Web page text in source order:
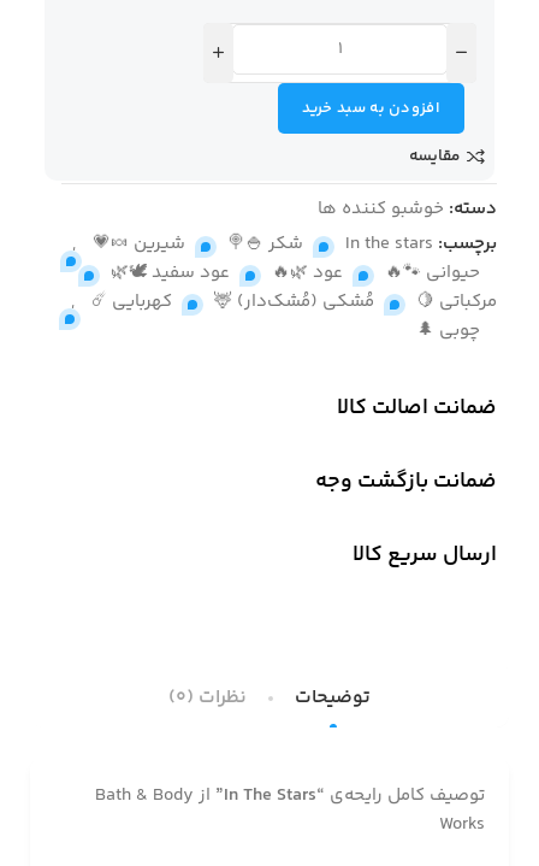
افزودن به سبد خرید
مقایسه
دسته: خوشبو کننده ها
برچسب: In the stars
, شکر 🍚🍭 , شیرین 🍬💗
,
حیوانی 🐾🔥
, عود 🌿🔥 , عود سفید 🕊️🌿
,
مرکباتی 🍋
, مُشکی (مُشک‌دار) 🦌 , کهربایی ☄️
,
چوبی 🌲
ضمانت اصالت کالا
ضمانت بازگشت وجه
ارسال سریع کالا
توضیحات نظرات (0)
توصیف کامل رایحه‌ی “In The Stars”
از Bath & Body
Works